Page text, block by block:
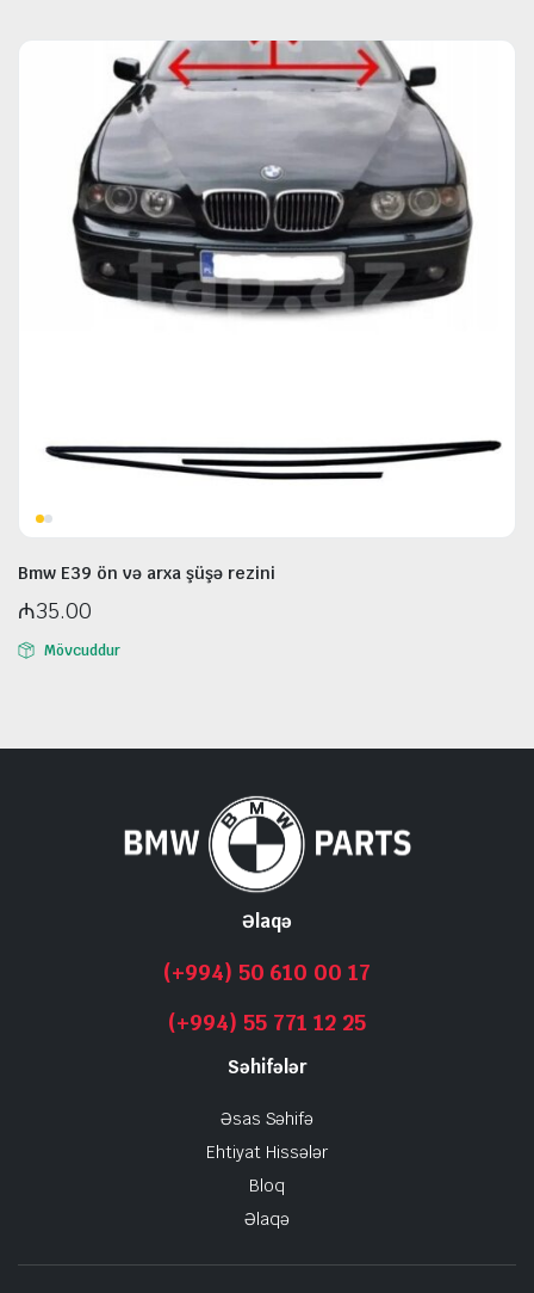
Bmw E39 ön və arxa şüşə rezini
₼35.00
Mövcuddur
Əlaqə
(+994) 50 610 00 17
(+994) 55 771 12 25
Səhifələr
Əsas Səhifə
Ehtiyat Hissələr
Bloq
Əlaqə